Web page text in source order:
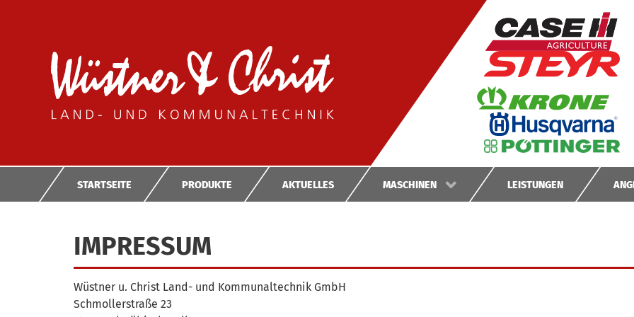
STARTSEITE PRODUKTE AKTUELLES MASCHINEN
NEUMASCHINEN LEISTUNGEN
IMPRESSUM
Wüstner u. Christ Land- und Kommunaltechnik GmbH
Schmollerstraße 23